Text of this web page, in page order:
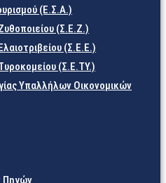
(Ε.Σ.Α.)
(Σ.Ε.Ζ.)
(Σ.Ε.Ε.)
(Σ.Ε.TY.)
Υπαλλήλων Οικονομικών
Πηγών